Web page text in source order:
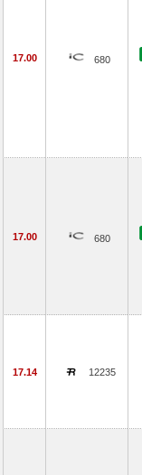
17.00 680
17.00 680
17.14 12235